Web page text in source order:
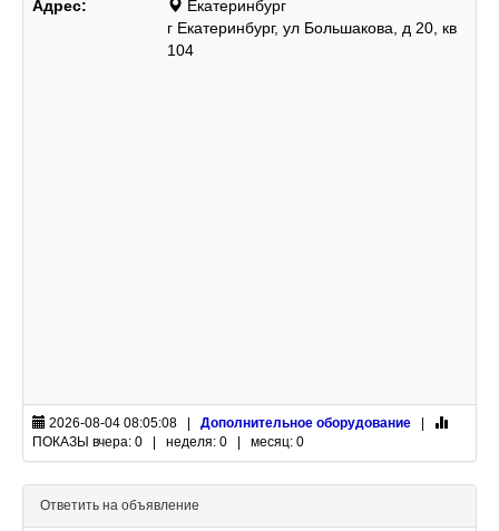
Адрес:
Екатеринбург
г Екатеринбург, ул Большакова, д 20, кв
104
2026-08-04 08:05:08 | Дополнительное оборудование |
ПОКАЗЫ вчера: 0 | неделя: 0 | месяц: 0
Ответить на объявление